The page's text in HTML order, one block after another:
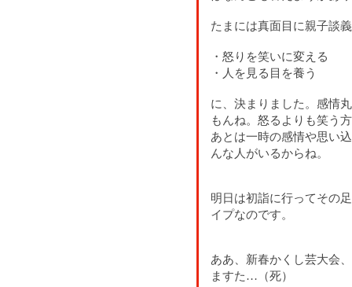
たまには真面目に親子談
・怒りを笑いに変える
・人を見る目を養う
に、決まりました。感情
もんね。怒るよりも笑う
あとは一時の感情や思い
んな人がいるからね。
明日は初詣に行ってその
イプなのです。
ああ、新春かくし芸大会
ますた…（死）